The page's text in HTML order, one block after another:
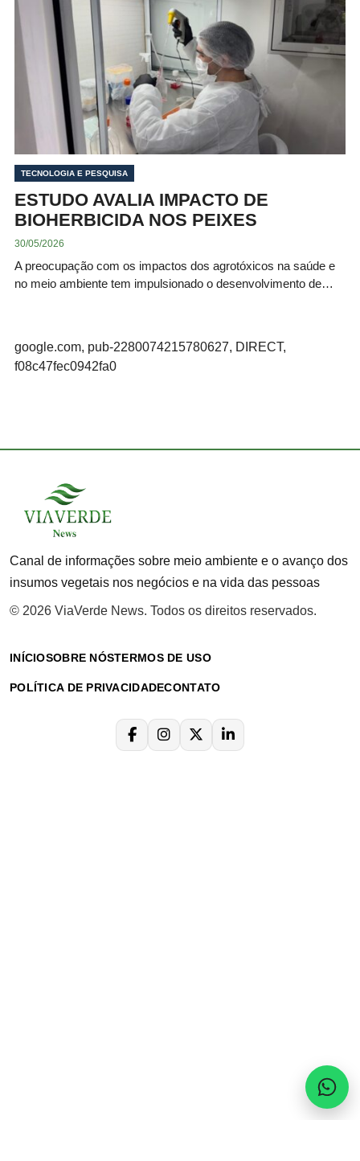
TECNOLOGIA E PESQUISA
ESTUDO AVALIA IMPACTO DE
BIOHERBICIDA NOS PEIXES
30/05/2026
A preocupação com os impactos dos agrotóxicos na saúde e
no meio ambiente tem impulsionado o desenvolvimento de…
google.com, pub-2280074215780627, DIRECT,
f08c47fec0942fa0
Canal de informações sobre meio ambiente e o avanço dos
insumos vegetais nos negócios e na vida das pessoas
© 2026 ViaVerde News. Todos os direitos reservados.
INÍCIOSOBRE NÓSTERMOS DE USO
POLÍTICA DE PRIVACIDADECONTATO